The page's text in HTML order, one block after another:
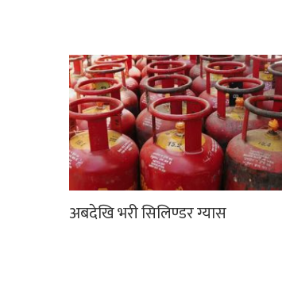
अबदेखि भरी सिलिण्डर ग्यास